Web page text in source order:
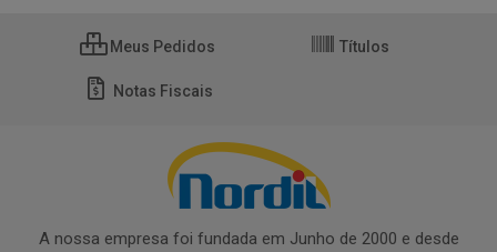
Meus Pedidos Títulos
Notas Fiscais
A nossa empresa foi fundada em Junho de 2000 e desde